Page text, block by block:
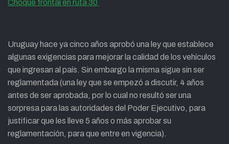
Choque frontal en ruta 30
Uruguay hace ya cinco años aprobó una ley que establece
algunas exigencias para mejorar la calidad de los vehículos
que ingresan al país. Sin embargo la misma sigue sin ser
reglamentada (una ley que se empezó a discutir, 4 años
antes de ser aprobada, por lo cual no resultó ser una
sorpresa para las autoridades del Poder Ejecutivo, para
justificar que les lleve 5 años o más aprobar su
reglamentación, para que entre en vigencia).